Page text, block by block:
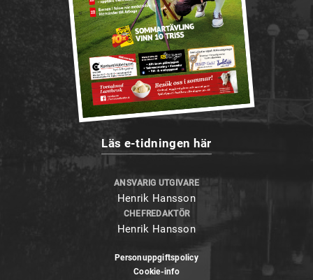
Läs e-tidningen här
ANSVARIG UTGIVARE
Henrik Hansson
CHEFREDAKTÖR
Henrik Hansson
Personuppgiftspolicy
Cookie-info